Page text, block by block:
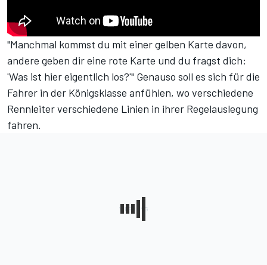
"Manchmal kommst du mit einer gelben Karte davon,
andere geben dir eine rote Karte und du fragst dich:
'Was ist hier eigentlich los?'" Genauso soll es sich für die
Fahrer in der Königsklasse anfühlen, wo verschiedene
Rennleiter verschiedene Linien in ihrer Regelauslegung
fahren.